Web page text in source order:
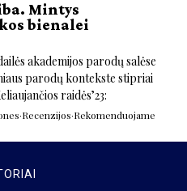
Mintys
bienalei
akademijos parodų salėse
parodų kontekste stipriai
raidės’23:
·Recenzijos·Rekomenduojame